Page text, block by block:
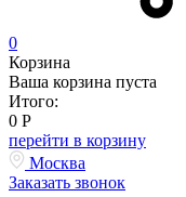
0
Корзина
Ваша корзина пуста
Итого:
0 Р
перейти в корзину
Москва
Заказать звонок